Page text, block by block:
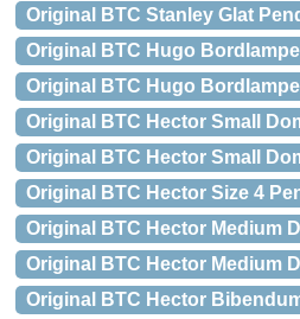
Original BTC Stanley Glat
Original BTC Hugo
Original BTC Hugo Bordlampe
Original BTC Hector Small
Original BTC Hector Small
Original BTC Hector Size 4
Original BTC Hector Medium
Original BTC Hector Medium
Original BTC Hector